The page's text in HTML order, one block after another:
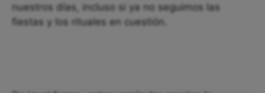
nuestros días, incluso si ya no seguimos las
fiestas y los rituales en cuestión.